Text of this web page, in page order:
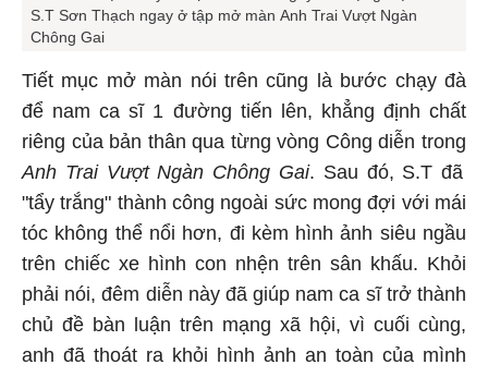
S.T Sơn Thạch ngay ở tập mở màn Anh Trai Vượt Ngàn
Chông Gai
Tiết mục mở màn nói trên cũng là bước chạy đà
để nam ca sĩ 1 đường tiến lên, khẳng định chất
riêng của bản thân qua từng vòng Công diễn trong
Anh Trai Vượt Ngàn Chông Gai. Sau đó, S.T đã
"tẩy trắng" thành công ngoài sức mong đợi với mái
tóc không thể nổi hơn, đi kèm hình ảnh siêu ngầu
trên chiếc xe hình con nhện trên sân khấu. Khỏi
phải nói, đêm diễn này đã giúp nam ca sĩ trở thành
chủ đề bàn luận trên mạng xã hội, vì cuối cùng,
anh đã thoát ra khỏi hình ảnh an toàn của mình